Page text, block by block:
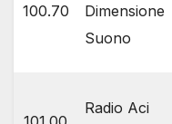
100.70
Dimensione
Suono
Radio Aci